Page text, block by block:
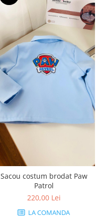
Sacou costum brodat Paw
Patrol
220,00 Lei
LA COMANDA